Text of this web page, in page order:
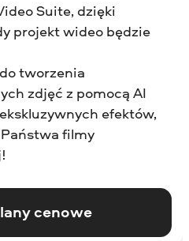
Suite, dzięki
projekt wideo będzie
tworzenia
zdjęć z pomocą AI
efektów,
filmy
cenowe